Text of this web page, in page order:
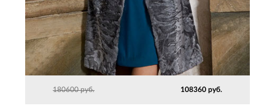
180600 руб. 108360 руб.